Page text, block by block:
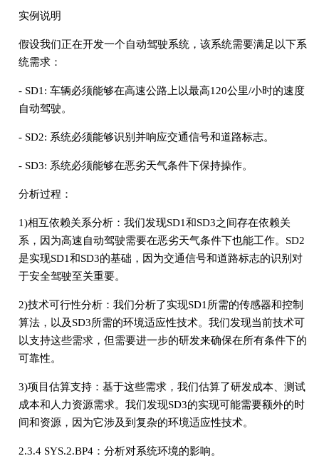
实例说明
假设我们正在开发一个自动驾驶系统，该系统需要满足以下系
统需求：
- SD1: 车辆必须能够在高速公路上以最高120公里/小时的速度
自动驾驶。
- SD2: 系统必须能够识别并响应交通信号和道路标志。
- SD3: 系统必须能够在恶劣天气条件下保持操作。
分析过程：
1)相互依赖关系分析：我们发现SD1和SD3之间存在依赖关
系，因为高速自动驾驶需要在恶劣天气条件下也能工作。SD2
是实现SD1和SD3的基础，因为交通信号和道路标志的识别对
于安全驾驶至关重要。
2)技术可行性分析：我们分析了实现SD1所需的传感器和控制
算法，以及SD3所需的环境适应性技术。我们发现当前技术可
以支持这些需求，但需要进一步的研发来确保在所有条件下的
可靠性。
3)项目估算支持：基于这些需求，我们估算了研发成本、测试
成本和人力资源需求。我们发现SD3的实现可能需要额外的时
间和资源，因为它涉及到复杂的环境适应性技术。
2.3.4 SYS.2.BP4：分析对系统环境的影响。